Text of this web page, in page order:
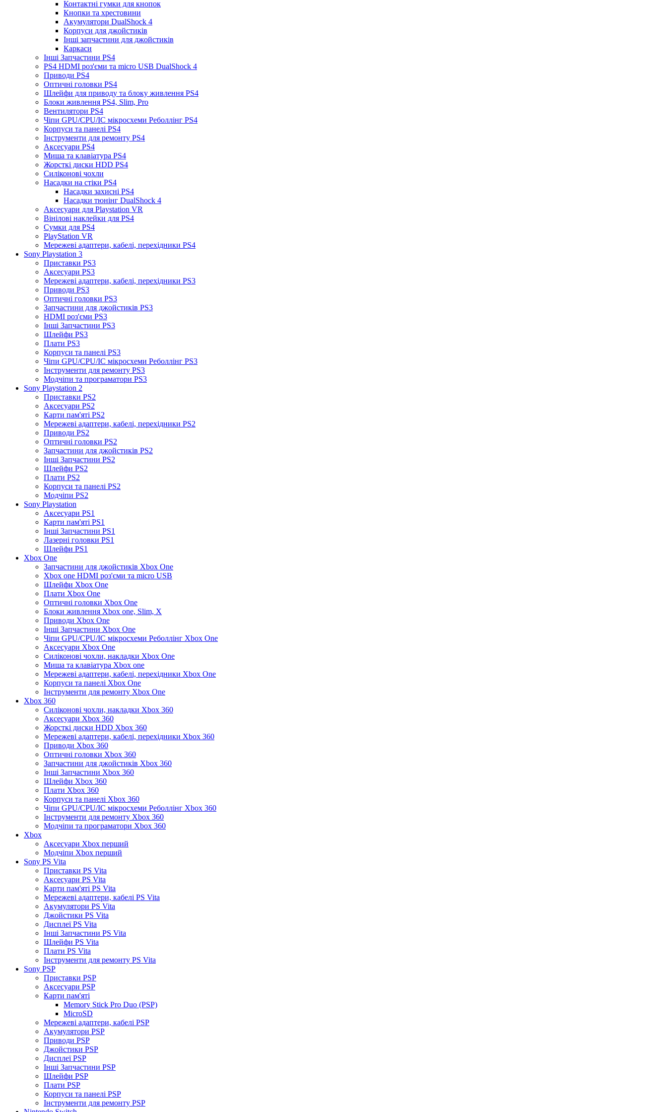
Контактні гумки для кнопок
Кнопки та хрестовини
Акумулятори DualShock 4
Корпуси для джойстиків
Інші запчастини для джойстиків
Каркаси
Інші Запчастини PS4
PS4 HDMI роз'єми та micro USB DualShock 4
Приводи PS4
Оптичні головки PS4
Шлейфи для приводу та блоку живлення PS4
Блоки живлення PS4, Slim, Pro
Вентилятори PS4
Чіпи GPU/CPU/IC мікросхеми Реболлінг PS4
Корпуси та панелі PS4
Інструменти для ремонту PS4
Аксесуари PS4
Миша та клавіатура PS4
Жорсткі диски HDD PS4
Силіконові чохли
Насадки на стіки PS4
Насадки захисні PS4
Насадки тюнінг DualShock 4
Аксесуари для Playstation VR
Вінілові наклейки для PS4
Сумки для PS4
PlayStation VR
Мережеві адаптери, кабелі, перехідники PS4
Sony Playstation 3
Приставки PS3
Аксесуари PS3
Мережеві адаптери, кабелі, перехідники PS3
Приводи PS3
Оптичні головки PS3
Запчастини для джойстиків PS3
HDMI роз'єми PS3
Інші Запчастини PS3
Шлейфи PS3
Плати PS3
Корпуси та панелі PS3
Чіпи GPU/CPU/IC мікросхеми Реболлінг PS3
Інструменти для ремонту PS3
Модчіпи та програматори PS3
Sony Playstation 2
Приставки PS2
Аксесуари PS2
Карти пам'яті PS2
Мережеві адаптери, кабелі, перехідники PS2
Приводи PS2
Оптичні головки PS2
Запчастини для джойстиків PS2
Інші Запчастини PS2
Шлейфи PS2
Плати PS2
Корпуси та панелі PS2
Модчіпи PS2
Sony Playstation
Аксесуари PS1
Карти пам'яті PS1
Інші Запчастини PS1
Лазерні головки PS1
Шлейфи PS1
Xbox One
Запчастини для джойстиків Xbox One
Xbox one HDMI роз'єми та micro USB
Шлейфи Xbox One
Плати Xbox One
Оптичні головки Xbox One
Блоки живлення Xbox one, Slim, X
Приводи Xbox One
Інші Запчастини Xbox One
Чіпи GPU/CPU/IC мікросхеми Реболлінг Xbox One
Аксесуари Xbox One
Силіконові чохли, накладки Xbox One
Миша та клавіатура Xbox one
Мережеві адаптери, кабелі, перехідники Xbox One
Корпуси та панелі Xbox One
Інструменти для ремонту Xbox One
Xbox 360
Силіконові чохли, накладки Xbox 360
Аксесуари Xbox 360
Жорсткі диски HDD Xbox 360
Мережеві адаптери, кабелі, перехідники Xbox 360
Приводи Xbox 360
Оптичні головки Xbox 360
Запчастини для джойстиків Xbox 360
Інші Запчастини Xbox 360
Шлейфи Xbox 360
Плати Xbox 360
Корпуси та панелі Xbox 360
Чіпи GPU/CPU/IC мікросхеми Реболлінг Xbox 360
Інструменти для ремонту Xbox 360
Модчіпи та програматори Xbox 360
Xbox
Аксесуари Xbox перший
Модчіпи Xbox перший
Sony PS Vita
Приставки PS Vita
Аксесуари PS Vita
Карти пам'яті PS Vita
Мережеві адаптери, кабелі PS Vita
Акумулятори PS Vita
Джойстики PS Vita
Дисплеї PS Vita
Інші Запчастини PS Vita
Шлейфи PS Vita
Плати PS Vita
Інструменти для ремонту PS Vita
Sony PSP
Приставки PSP
Аксесуари PSP
Карти пам'яті
Memory Stick Pro Duo (PSP)
MicroSD
Мережеві адаптери, кабелі PSP
Акумулятори PSP
Приводи PSP
Джойстики PSP
Дисплеї PSP
Інші Запчастини PSP
Шлейфи PSP
Плати PSP
Корпуси та панелі PSP
Інструменти для ремонту PSP